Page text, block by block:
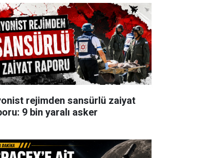
rejimden sansürlü zaiyat
9 bin yaralı asker